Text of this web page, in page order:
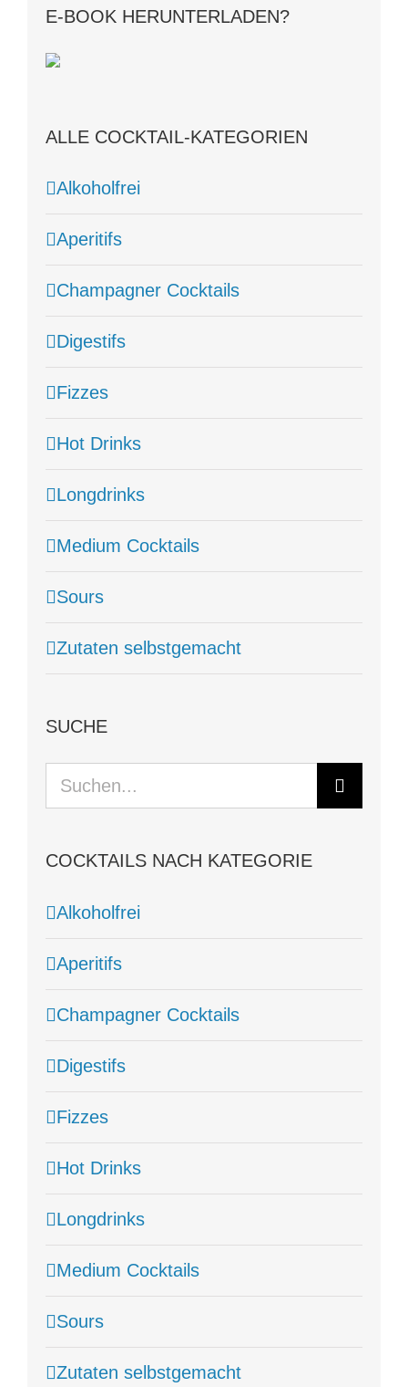
E-BOOK HERUNTERLADEN?
ALLE COCKTAIL-KATEGORIEN
Alkoholfrei
Aperitifs
Champagner Cocktails
Digestifs
Fizzes
Hot Drinks
Longdrinks
Medium Cocktails
Sours
Zutaten selbstgemacht
SUCHE
Suche
nach:
COCKTAILS NACH KATEGORIE
Alkoholfrei
Aperitifs
Champagner Cocktails
Digestifs
Fizzes
Hot Drinks
Longdrinks
Medium Cocktails
Sours
Zutaten selbstgemacht